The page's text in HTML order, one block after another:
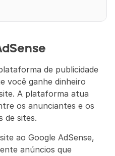
de publicidade
você ganhe dinheiro
A plataforma atua
os anunciantes e os
de sites.
ao Google AdSense,
anúncios que